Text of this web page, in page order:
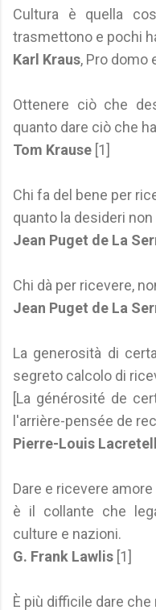
Cultura è quella
trasmettono e pochi
Karl Kraus, Pro domo
Ottenere ciò che
quanto dare ciò che
Tom Krause [1]
Chi fa del bene per
quanto la desideri
Jean Puget de La
Chi dà per ricevere,
Jean Puget de La
La generosità di
segreto calcolo di
[La générosité de
l'arrière-pensée de
Pierre-Louis
Dare e ricevere
è il collante che
culture e nazioni.
G. Frank Lawlis [1]
È più difficile dare che